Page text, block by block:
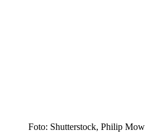
Foto: Shutter­stock, Philip